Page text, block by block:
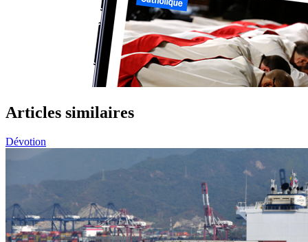
Articles similaires
Dévotion